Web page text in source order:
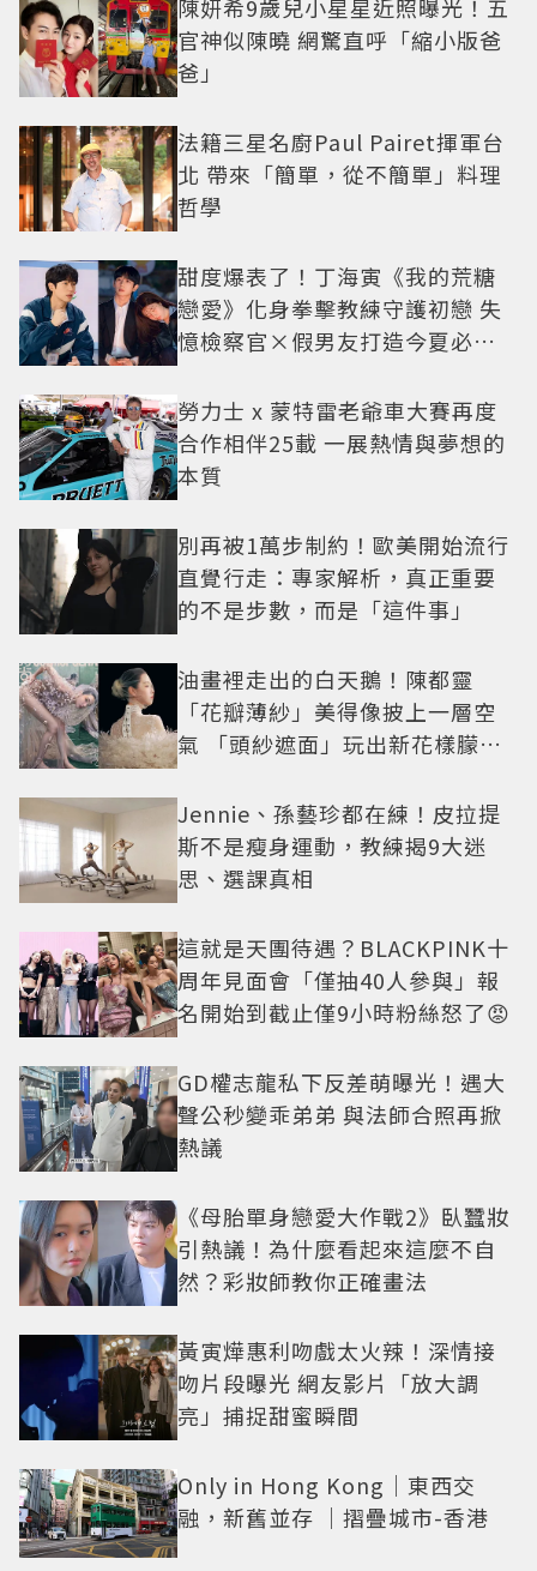
陳妍希9歲兒小星星近照曝光！五
官神似陳曉 網驚直呼「縮小版爸
爸」
法籍三星名廚Paul Pairet揮軍台
北 帶來「簡單，從不簡單」料理
哲學
甜度爆表了！丁海寅《我的荒糖
戀愛》化身拳擊教練守護初戀 失
憶檢察官×假男友打造今夏必看
勞力士 x 蒙特雷老爺車大賽再度
合作相伴25載 一展熱情與夢想的
本質
別再被1萬步制約！歐美開始流行
直覺行走：專家解析，真正重要
的不是步數，而是「這件事」
油畫裡走出的白天鵝！陳都靈
「花瓣薄紗」美得像披上一層空
氣 「頭紗遮面」玩出新花樣朦朧
Jennie、孫藝珍都在練！皮拉提
斯不是瘦身運動，教練揭9大迷
思、選課真相
這就是天團待遇？BLACKPINK十
周年見面會「僅抽40人參與」報
名開始到截止僅9小時粉絲怒了😡
GD權志龍私下反差萌曝光！遇大
聲公秒變乖弟弟 與法師合照再掀
熱議
《母胎單身戀愛大作戰2》臥蠶妝
引熱議！為什麼看起來這麼不自
然？彩妝師教你正確畫法
黃寅燁惠利吻戲太火辣！深情接
吻片段曝光 網友影片「放大調
亮」捕捉甜蜜瞬間
Only in Hong Kong｜東西交
融，新舊並存 ｜摺疊城市-香港